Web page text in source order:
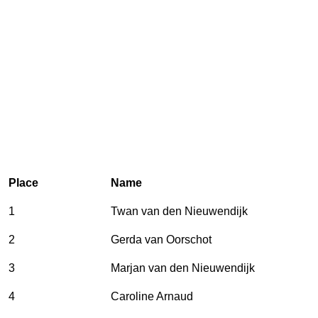
Place Name
1 Twan van den Nieuwendijk
2 Gerda van Oorschot
3 Marjan van den Nieuwendijk
4 Caroline Arnaud